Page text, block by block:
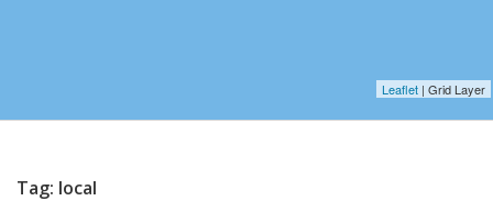
Leaflet | Grid Layer
Tag: local